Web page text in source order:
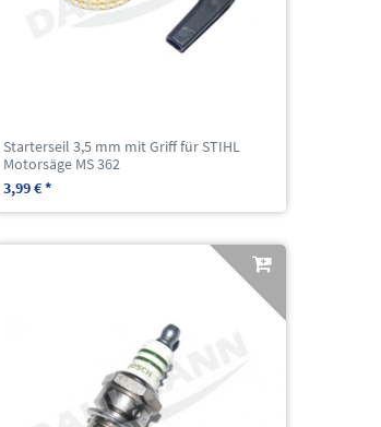
Starterseil 3,5 mm mit Griff für STIHL
Motorsäge MS 362
3,99 € *